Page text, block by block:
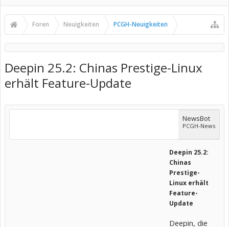
Foren Neuigkeiten PCGH-Neuigkeiten
Deepin 25.2: Chinas Prestige-Linux
erhält Feature-Update
NewsBot
PCGH-News
Deepin 25.2:
Chinas
Prestige-
Linux erhält
Feature-
Update
Deepin, die